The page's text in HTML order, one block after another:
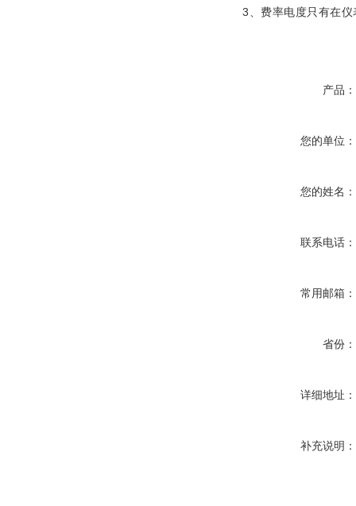
3、费率电度只有在
产品：
您的单位：
您的姓名：
联系电话：
常用邮箱：
省份：
详细地址：
补充说明：